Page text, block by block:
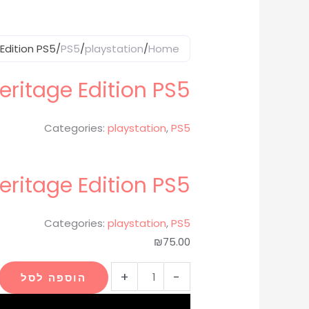
Home
/
playstation
/
PS5
/
PS5
Edition PS5
Categories: playstation,PS5
Edition PS5
Categories: playstation,PS5
₪75.00
-
+ הוספה לסל